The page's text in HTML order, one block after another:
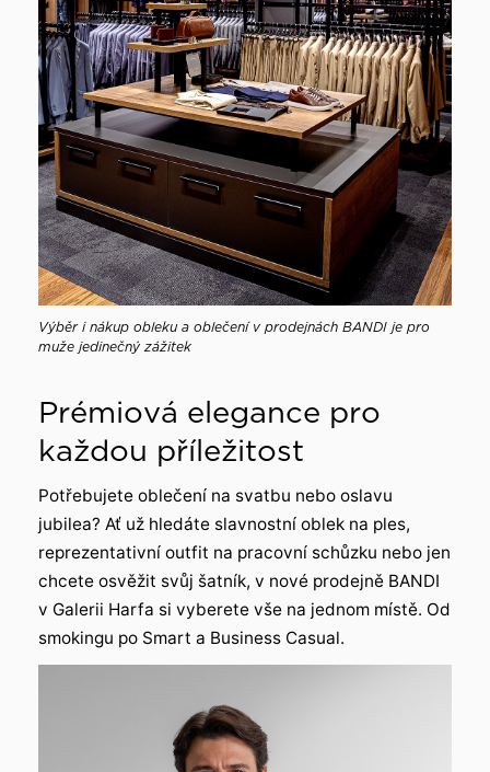
Výběr i nákup obleku a oblečení v prodejnách BANDI je pro
muže jedinečný zážitek
Prémiová elegance pro
každou příležitost
Potřebujete oblečení na svatbu nebo oslavu
jubilea? Ať už hledáte slavnostní oblek na ples,
reprezentativní outfit na pracovní schůzku nebo jen
chcete osvěžit svůj šatník, v nové prodejně BANDI
v Galerii Harfa si vyberete vše na jednom místě. Od
smokingu po Smart a Business Casual.